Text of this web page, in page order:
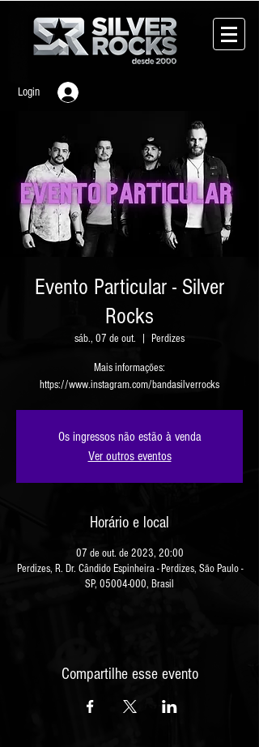
Login
Evento Particular - Silver
Rocks
sáb., 07 de out. Perdizes
Mais informações:
https://www.instagram.com/bandasilverrocks
Os ingressos não estão à venda
Ver outros eventos
Horário e local
07 de out. de 2023, 20:00
Perdizes, R. Dr. Cândido Espinheira - Perdizes, São Paulo -
SP, 05004-000, Brasil
Compartilhe esse evento